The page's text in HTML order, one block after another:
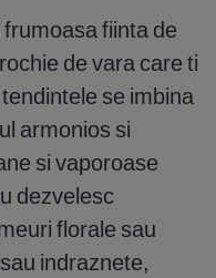
fiinta de
de vara care ti
se imbina
armonios si
si vaporoase
dezvelesc
florale sau
indraznete,